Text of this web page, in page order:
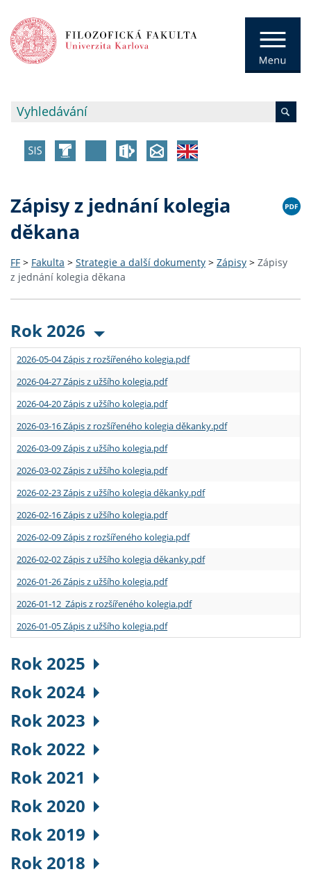
Zápisy z jednání kolegia
děkana
FF > Fakulta > Strategie a další dokumenty > Zápisy > Zápisy
z jednání kolegia děkana
Rok 2026
2026-05-04 Zápis z rozšířeného kolegia.pdf
2026-04-27 Zápis z užšího kolegia.pdf
2026-04-20 Zápis z užšího kolegia.pdf
2026-03-16 Zápis z rozšířeného kolegia děkanky.pdf
2026-03-09 Zápis z užšího kolegia.pdf
2026-03-02 Zápis z užšího kolegia.pdf
2026-02-23 Zápis z užšího kolegia děkanky.pdf
2026-02-16 Zápis z užšího kolegia.pdf
2026-02-09 Zápis z rozšířeného kolegia.pdf
2026-02-02 Zápis z užšího kolegia děkanky.pdf
2026-01-26 Zápis z užšího kolegia.pdf
2026-01-12 Zápis z rozšířeného kolegia.pdf
2026-01-05 Zápis z užšího kolegia.pdf
Rok 2025
Rok 2024
Rok 2023
Rok 2022
Rok 2021
Rok 2020
Rok 2019
Rok 2018